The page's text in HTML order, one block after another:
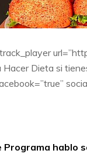
Hacer Dieta si
Programa hablo